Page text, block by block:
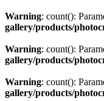
Warning: count():
gallery/products/
Warning: count():
gallery/products/
Warning: count():
gallery/products/